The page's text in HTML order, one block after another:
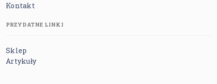
Kontakt
PRZYDATNE LINKI
Sklep
Artykuły